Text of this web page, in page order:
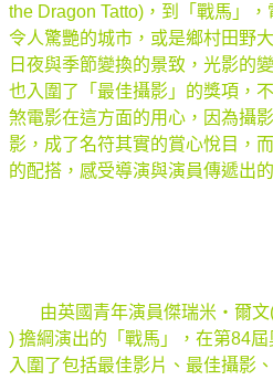
the Dragon Tatto)，到「戰馬」
令人驚艷的城市，或是鄉村田野
日夜與季節變換的景致，光影的
也入圍了「最佳攝影」的獎項，
煞電影在這方面的用心，因為攝
影，成了名符其實的賞心悅目，
的配搭，感受導演與演員傳遞出
由英國青年演員傑瑞米‧爾文
) 擔綱演出的「戰馬」，在第84
入圍了包括最佳影片、最佳攝影